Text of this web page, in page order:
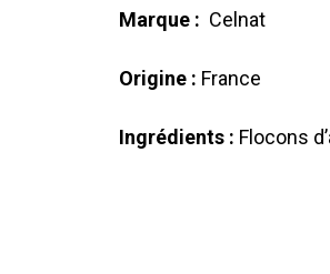
Marque : Celnat
Origine : France
Ingrédients : Flocons